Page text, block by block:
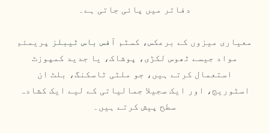
دفاتر میں پائی جاتی ہے۔
معیاری میزوں کے برعکس، کسٹم آفس باس ٹیبلز
پریمئم
مواد جیسے ٹھوس لکڑی، پوشاک، یا جدید کمپوزٹ
استعمال کرتے ہیں، جو ملٹی ٹاسکنگ، بلٹ ان
اسٹوریج، اور ایک سجیلا جمالیاتی کے لیے ایک کشادہ
سطح پیش کرتے ہیں۔